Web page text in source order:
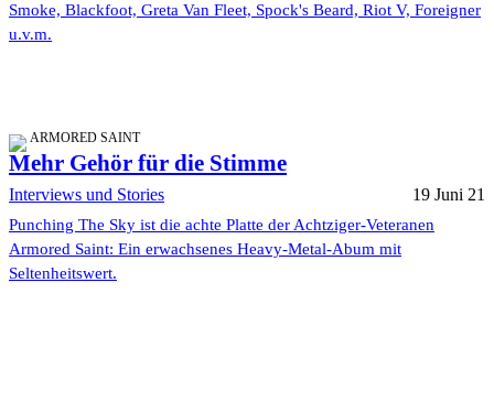
Smoke, Blackfoot, Greta Van Fleet, Spock's Beard, Riot V, Foreigner
u.v.m.
ARMORED SAINT
Mehr Gehör für die Stimme
Interviews und Stories 19 Juni 21
Punching The Sky ist die achte Platte der Achtziger-Veteranen
Armored Saint: Ein erwachsenes Heavy-Metal-Abum mit
Seltenheitswert.